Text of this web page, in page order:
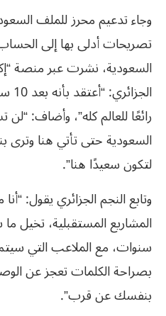
وجاء تدعيم محرز للملف
تصريحات أدلى بها إلى
السعودية، نشرت عبر منصة
رائعًا للعالم كله”، وأضاف:
السعودية حتى تأتي هنا
لتكون سعيدًا هنا”.
وتابع النجم الجزائري يقول:
سنوات، مع الملاعب التي سيتم
بصراحة الكلمات تعجز عن
بنفسك عن قرب”.